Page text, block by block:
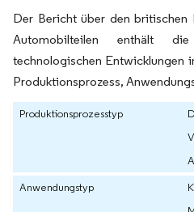
Der Bericht über den britischen
Automobilteilen enthält
technologischen Entwicklungen
Produktionsprozess,
Produktionsprozesstyp
Anwendungstyp